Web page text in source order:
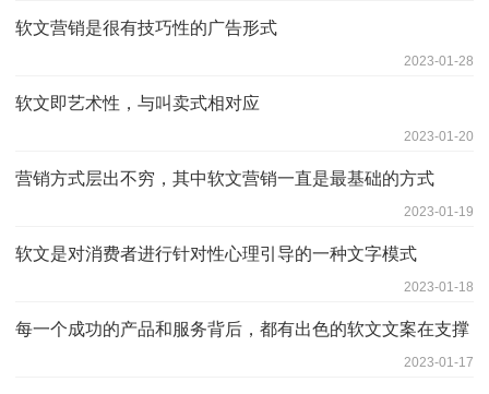
软文营销是很有技巧性的广告形式
2023-01-28
软文即艺术性，与叫卖式相对应
2023-01-20
营销方式层出不穷，其中软文营销一直是最基础的方式
2023-01-19
软文是对消费者进行针对性心理引导的一种文字模式
2023-01-18
每一个成功的产品和服务背后，都有出色的软文文案在支撑
2023-01-17